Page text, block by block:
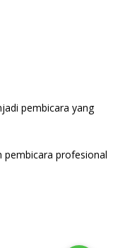
pembicara yang
pembicara profesional